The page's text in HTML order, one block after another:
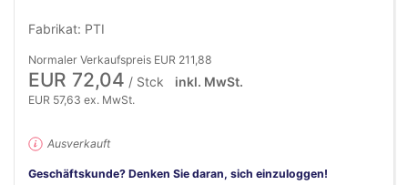
Fabrikat: PTI
Normaler Verkaufspreis EUR 211,88
EUR 72,04 / Stck inkl. MwSt.
EUR 57,63 ex. MwSt.
Ausverkauft
Geschäftskunde? Denken Sie daran, sich einzuloggen!